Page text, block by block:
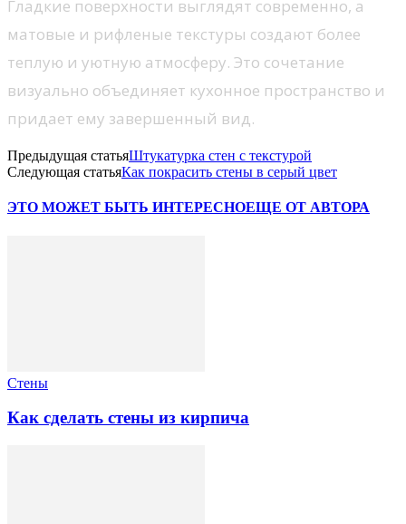
Гладкие поверхности выглядят современно, а
матовые и рифленые текстуры создают более
теплую и уютную атмосферу. Это сочетание
визуально объединяет кухонное пространство и
придает ему завершенный вид.
Предыдущая статьяШтукатурка стен с текстурой
Следующая статьяКак покрасить стены в серый цвет
ЭТО МОЖЕТ БЫТЬ ИНТЕРЕСНОЕЩЕ ОТ АВТОРА
Стены
Как сделать стены из кирпича